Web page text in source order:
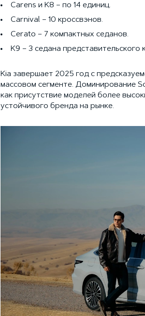
Carens и K8 – по 14 единиц.
Carnival – 10 кроссвэнов.
Cerato – 7 компактных седанов.
K9 – 3 седана представительского
Kia завершает 2025 год с
массовом сегменте. Доминирование
как присутствие моделей более
устойчивого бренда на рынке.